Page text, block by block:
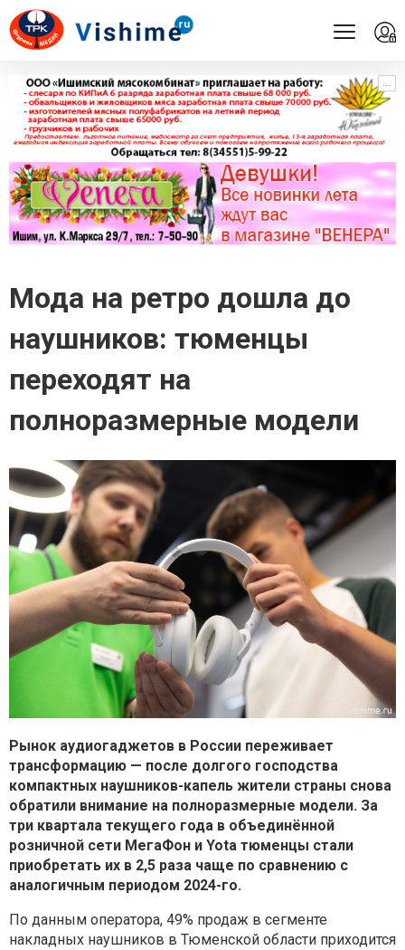
...
...
Мода на ретро дошла до
наушников: тюменцы
переходят на
полноразмерные модели
Рынок аудиогаджетов в России переживает
трансформацию — после долгого господства
компактных наушников-капель жители страны снова
обратили внимание на полноразмерные модели. За
три квартала текущего года в объединённой
розничной сети МегаФон и Yota тюменцы стали
приобретать их в 2,5 раза чаще по сравнению с
аналогичным периодом 2024-го.
По данным оператора, 49% продаж в сегменте
накладных наушников в Тюменской области приходится